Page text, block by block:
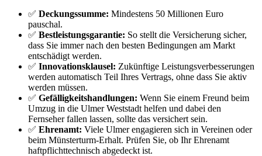
✅ Deckungssumme: Mindestens 50 Millionen Euro
pauschal.
✅ Bestleistungsgarantie: So stellt die Versicherung sicher,
dass Sie immer nach den besten Bedingungen am Markt
entschädigt werden.
✅ Innovationsklausel: Zukünftige Leistungsverbesserungen
werden automatisch Teil Ihres Vertrags, ohne dass Sie aktiv
werden müssen.
✅ Gefälligkeitshandlungen: Wenn Sie einem Freund beim
Umzug in die Ulmer Weststadt helfen und dabei den
Fernseher fallen lassen, sollte das versichert sein.
✅ Ehrenamt: Viele Ulmer engagieren sich in Vereinen oder
beim Münsterturm-Erhalt. Prüfen Sie, ob Ihr Ehrenamt
haftpflichttechnisch abgedeckt ist.